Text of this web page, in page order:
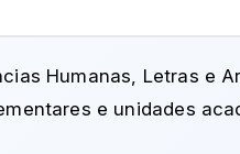
Humanas, Letras e
e unidades